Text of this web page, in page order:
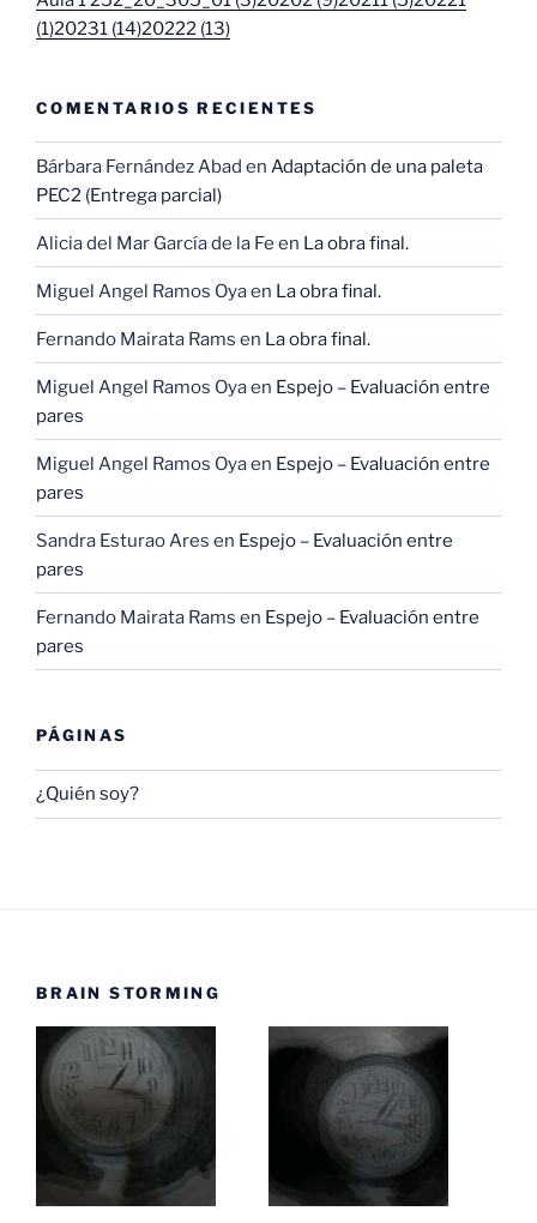
(1)20231 (14)20222 (13)
COMENTARIOS RECIENTES
Bárbara Fernández Abad en Adaptación de una paleta
PEC2 (Entrega parcial)
Alicia del Mar García de la Fe en La obra final.
Miguel Angel Ramos Oyaen La obra final.
Fernando Mairata Rams en La obra final.
Miguel Angel Ramos Oyaen Espejo – Evaluación entre
pares
Miguel Angel Ramos Oyaen Espejo – Evaluación entre
pares
Sandra Esturao Ares en Espejo – Evaluación entre
pares
Fernando Mairata Rams en Espejo – Evaluación entre
pares
PÁGINAS
¿Quién soy?
BRAIN STORMING